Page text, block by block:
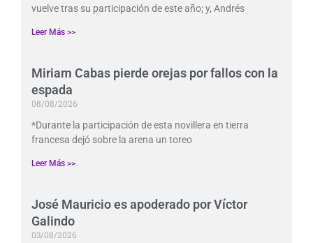
vuelve tras su participación de este año; y, Andrés
Leer Más >>
Miriam Cabas pierde orejas por fallos con la
espada
08/08/2026
*Durante la participación de esta novillera en tierra
francesa dejó sobre la arena un toreo
Leer Más >>
José Mauricio es apoderado por Víctor
Galindo
03/08/2026